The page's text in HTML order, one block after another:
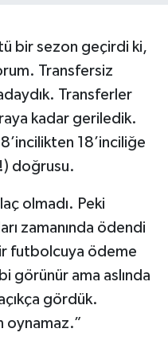
bir sezon geçirdi ki,
Transfersiz
Transferler
kadar geriledik.
18’inciliğe
doğrusu.
olmadı. Peki
zamanında ödendi
futbolcuya ödeme
görünür ama aslında
gördük.
oynamaz.”